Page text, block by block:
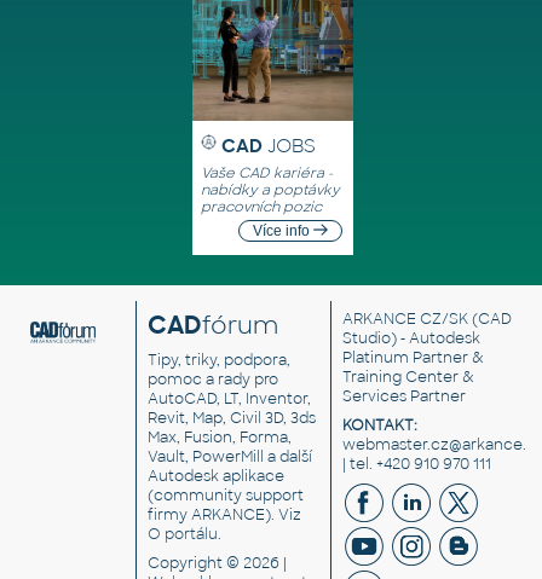
CAD JOBS
Vaše CAD kariéra -
nabídky a poptávky
pracovních pozic
Více info
CADfórum
Tipy, triky, podpora,
pomoc a rady pro
AutoCAD, LT, Inventor,
Revit, Map, Civil 3D, 3ds
Max, Fusion, Forma,
Vault, PowerMill a další
Autodesk aplikace
(community support
firmy ARKANCE). Viz
O portálu.
Copyright © 2026 |
ARKANCE CZ/SK(CAD
Studio) - Autodesk
Platinum Partner &
Training Center &
Services Partner
KONTAKT:
| tel. +420 910 970 111